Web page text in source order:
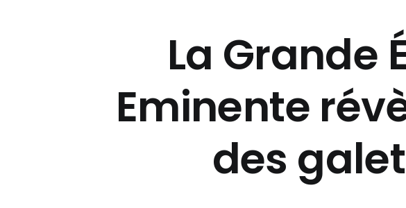
La Grande
Eminente
des